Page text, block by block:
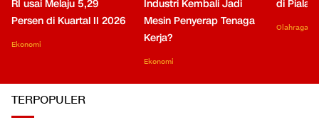
RI usai Melaju 5,29
Persen di Kuartal II 2026
Ekonomi
Industri Kembali Jadi
Mesin Penyerap Tenaga
Kerja?
Ekonomi
di Piala
Olahraga
TERPOPULER